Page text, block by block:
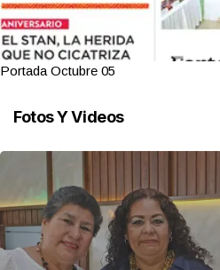
Portada Octubre 05
Fotos Y Videos